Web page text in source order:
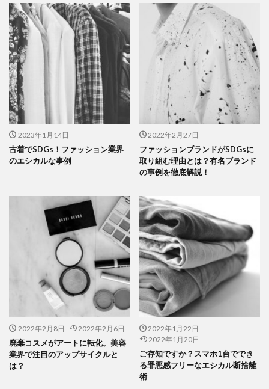
2023年1月14日
古着でSDGs！ファッション業界
のエシカルな事例
2022年2月27日
ファッションブランドがSDGsに
取り組む理由とは？有名ブランド
の事例を徹底解説！
2022年2月8日 2022年2月6日
廃棄コスメがアートに転化。美容
業界で注目のアップサイクルと
は？
2022年1月22日
2022年1月20日
ご存知ですか？スマホ1台ででき
る罪悪感フリーなエシカル断捨離
術